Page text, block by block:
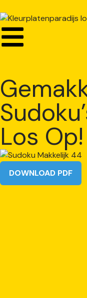
Los Op!
DOWNLOAD PDF